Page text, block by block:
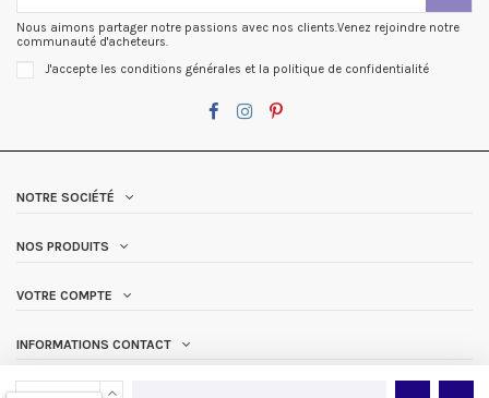
Nous aimons partager notre passions avec nos clients.Venez rejoindre notre
communauté d'acheteurs.
J'accepte les conditions générales et la politique de confidentialité
NOTRE SOCIÉTÉ
NOS PRODUITS
VOTRE COMPTE
INFORMATIONS CONTACT